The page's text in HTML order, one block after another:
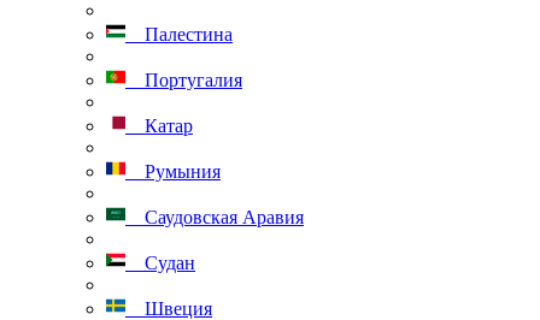
Палестина
Португалия
Катар
Румыния
Саудовская Аравия
Судан
Швеция